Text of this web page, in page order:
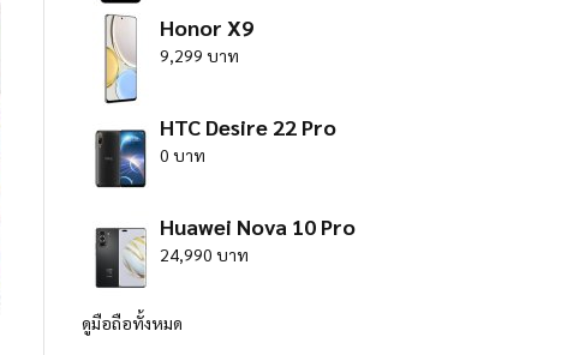
Honor X9
9,299 บาท
HTC Desire 22 Pro
0 บาท
Huawei Nova 10 Pro
24,990 บาท
ดูมือถือทั้งหมด